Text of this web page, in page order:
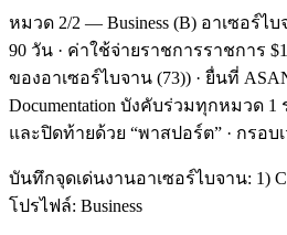
หมวด 2/2 — Business (B) อาเซอร์ไ
90 วัน · ค่าใช้จ่ายราชการราชการ
ของอาเซอร์ไบจาน (73)) · ยื่นที่ ASAN
Documentation บังคับร่วมทุกหมวด 1
และปิดท้ายด้วย “พาสปอร์ต” · กรอบ
บันทึกจุดเด่นงานอาเซอร์ไบจาน: 1)
โปรไฟล์: Business